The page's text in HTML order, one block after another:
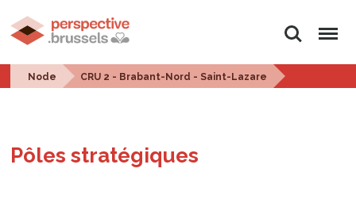
Search Menu
Node CRU 2 - Brabant-Nord - Saint-Lazare
Pôles stratégiques